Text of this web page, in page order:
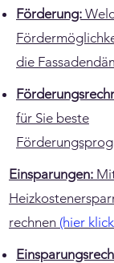
Förderung:
die
für Sie beste
Einsparungen:
rechnen (hier